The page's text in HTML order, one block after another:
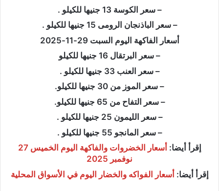
– سعر الكوسة 13 جنيها للكيلو .
– سعر الباذنجان الرومى 15 جنيها للكيلو .
أسعار الفاكهة اليوم السبت 29-11-2025
– سعر البرتقال 16 جنيها للكيلو
– سعر العنب 33 جنيها للكيلو .
– سعر الموز من 30 جنيها للكيلو.
– سعر التفاح من 65 جنيها للكيلو.
– سعر الليمون 25 جنيها للكيلو .
– سعر المانجو 55 جنيها للكيلو .
إقرأ أيضا:
أسعار الخضروات والفاكهة اليوم الخميس 27
نوفمبر 2025
إقرأ أيضا:أسعار الفواكه والخضار اليوم في الأسواق المحلية